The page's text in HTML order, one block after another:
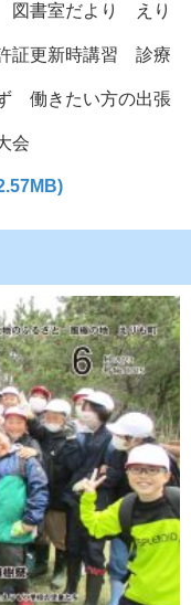
図書室だより えり
証更新時講習 診療
働きたい方の出張
会